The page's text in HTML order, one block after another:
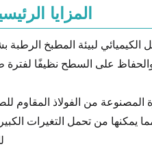
المزايا
الكيميائي لبيئة المطبخ
والحفاظ على السطح نظيفًا
المصنوعة من الفولاذ
يمكنها من تحمل التغيرات